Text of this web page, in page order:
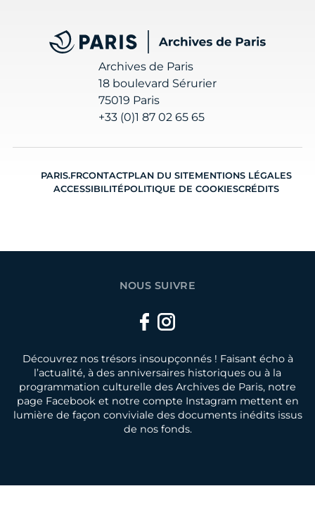
Archives de Paris
Archives de Paris
18 boulevard Sérurier
75019 Paris
+33 (0)1 87 02 65 65
PARIS.FRCONTACTPLAN DU SITEMENTIONS LÉGALES
ACCESSIBILITÉPOLITIQUE DE COOKIESCRÉDITS
NOUS SUIVRE
Facebook
Instagram
Découvrez nos trésors insoupçonnés ! Faisant écho à
l’actualité, à des anniversaires historiques ou à la
programmation culturelle des Archives de Paris, notre
page Facebook et notre compte Instagram mettent en
lumière de façon conviviale des documents inédits issus
de nos fonds.